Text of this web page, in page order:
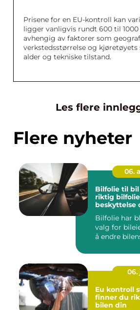
Prisene for en EU-kontroll kan
ligger vanligvis rundt 600 til 1000
avhengig av faktorer som
verkstedsstørrelse og kjøretøyets
alder og tekniske tilstand.
Les flere
Flere nyheter
06.
Bilfolie til
riktig
beskyttelse
Bilfolie har
valg for
å endre
06.
Eu kontroll
finner du
bilen din